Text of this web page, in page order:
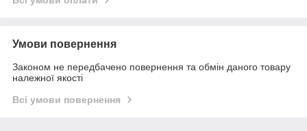
Умови повернення
Законом не передбачено повернення та обмін даного товару
належної якості
Всі умови повернення